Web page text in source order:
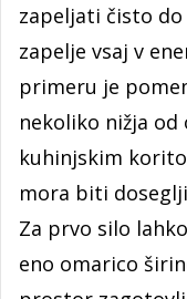
zapeljati čisto
zapelje vsaj v
primeru je
nekoliko nižja od
kuhinjskim
mora biti
Za prvo silo
eno omarico